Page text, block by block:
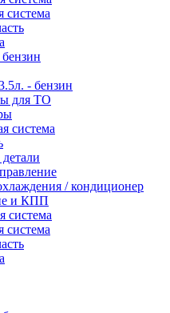
система
- бензин
для ТО
система
/ кондиционер
и КПП
система
система